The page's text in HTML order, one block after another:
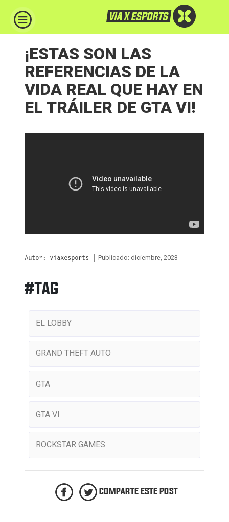
¡ESTAS SON LAS
REFERENCIAS DE LA
VIDA REAL QUE HAY EN
EL TRÁILER DE GTA VI!
Autor: viaxesports | Publicado: diciembre, 2023
#TAG
EL LOBBY
GRAND THEFT AUTO
GTA
GTA VI
ROCKSTAR GAMES
COMPARTE ESTE POST